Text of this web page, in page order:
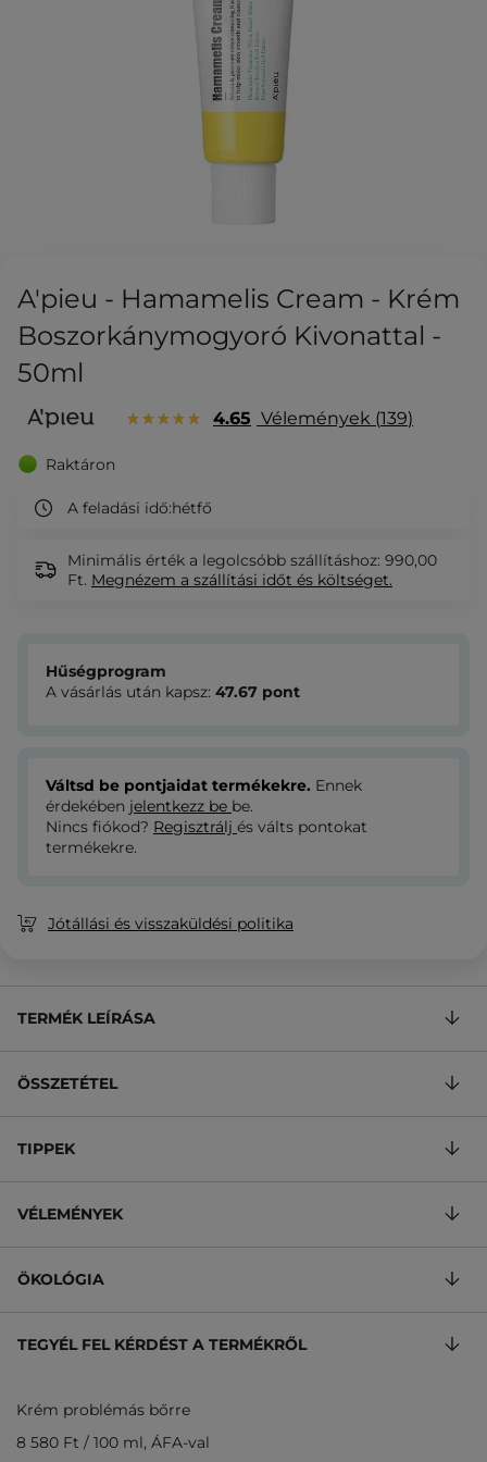
A'pieu - Hamamelis Cream - Krém
Boszorkánymogyoró Kivonattal -
50ml
4.65 Vélemények 139
Raktáron
A feladási idő:hétfő
Minimális érték a legolcsóbb szállításhoz: 990,00
Ft. Megnézem a szállítási időt és költséget.
Hűségprogram
A vásárlás után kapsz: 47.67 pont
Váltsd be pontjaidat termékekre. Ennek
érdekében jelentkezz be be.
Nincs fiókod? Regisztrálj és válts pontokat
termékekre.
Jótállási és visszaküldési politika
TERMÉK LEÍRÁSA
ÖSSZETÉTEL
TIPPEK
VÉLEMÉNYEK
ÖKOLÓGIA
TEGYÉL FEL KÉRDÉST A TERMÉKRŐL
Krém problémás bőrre
8 580 Ft / 100 ml, ÁFA-val